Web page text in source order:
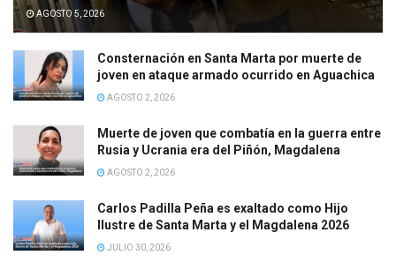
AGOSTO 5, 2026
Consternación en Santa Marta por muerte de
joven en ataque armado ocurrido en Aguachica
AGOSTO 2, 2026
Muerte de joven que combatía en la guerra entre
Rusia y Ucrania era del Piñón, Magdalena
AGOSTO 2, 2026
Carlos Padilla Peña es exaltado como Hijo
Ilustre de Santa Marta y el Magdalena 2026
JULIO 30, 2026